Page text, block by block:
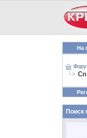
На
Поиск